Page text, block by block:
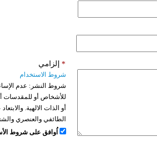
إلزامي *
شروط الاستخدام
شروط النشر: عدم
للأشخاص أو للمقدسات
أو الذات الالهية.
الطائفي والعنصري
اُوافق على شروط